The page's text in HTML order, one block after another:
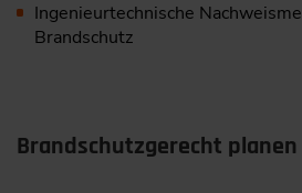
Ingenieurtechnische
Brandschutz
Brandschutzgerecht